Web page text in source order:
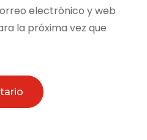
electrónico y web
la próxima vez que